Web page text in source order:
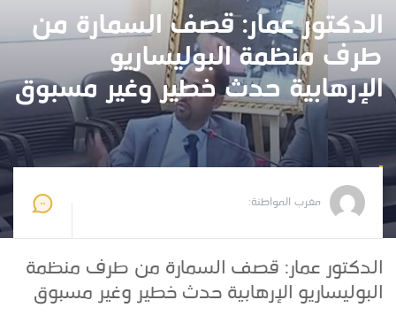
الدكتور عمار: قصف السمارة من
طرف منظمة البوليساريو
الإرهابية حدث خطير وغير مسبوق
مغرب المواطنة:
الدكتور عمار: قصف السمارة من طرف منظمة
البوليساريو الإرهابية حدث خطير وغير مسبوق